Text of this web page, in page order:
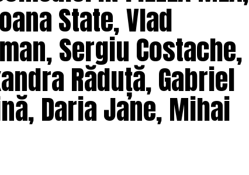
de profesioniști din care fac parte
Anca Miron (scenografie), Francisca
mea”are premiera națională pe 10
din film și declarații din partea actorilor
filmului de
State, Vlad
Sergiu Costache,
Răduță, Gabriel
Daria Jane, Mihai